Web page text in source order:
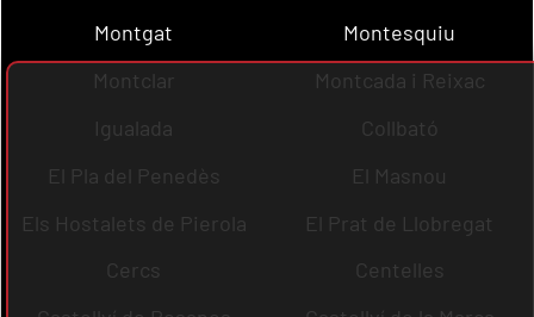
Montgat
Montesquiu
Montclar
Montcada i Reixac
Igualada
Collbató
El Pla del Penedès
El Masnou
Els Hostalets de Pierola
El Prat de Llobregat
Cercs
Centelles